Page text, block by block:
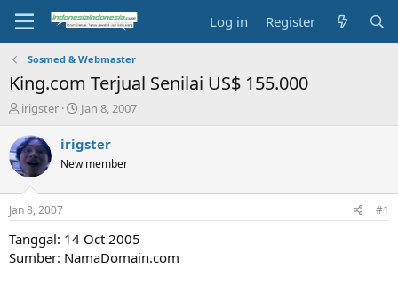
Log in Register
Sosmed & Webmaster
King.com Terjual Senilai US$ 155.000
T
r
e
a
t
a
t
irigster
S
a
r
t
e
Jan 8, 2007
irigster
New member
Jan 8, 2007 #1
Tanggal: 14 Oct 2005
Sumber: NamaDomain.com